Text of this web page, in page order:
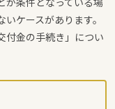
ケースがあります。
付金の手続き」につい